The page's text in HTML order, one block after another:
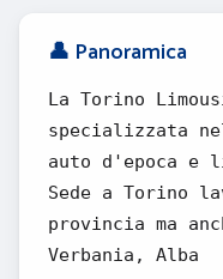
👤 Panoramica
La Torino
specializzata
auto d'epoca e
Sede a Torino
provincia ma
Verbania, Alba